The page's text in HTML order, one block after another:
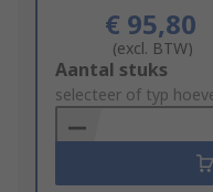
€ 95,80
(excl. BTW)
Add
to
Basket
Aantal stuks
selecteer of typ